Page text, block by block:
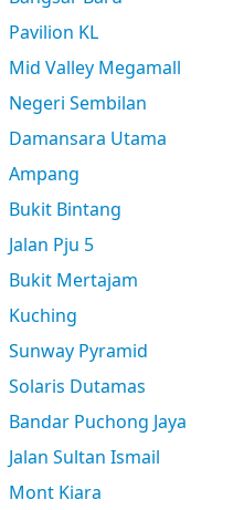
Pavilion KL
Mid Valley Megamall
Negeri Sembilan
Damansara Utama
Ampang
Bukit Bintang
Jalan Pju 5
Bukit Mertajam
Kuching
Sunway Pyramid
Solaris Dutamas
Bandar Puchong Jaya
Jalan Sultan Ismail
Mont Kiara